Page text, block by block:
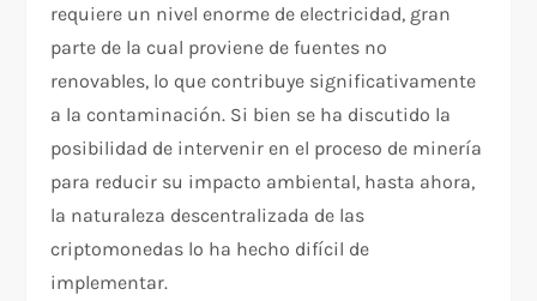
requiere un nivel enorme de electricidad, gran
parte de la cual proviene de fuentes no
renovables, lo que contribuye significativamente
a la contaminación. Si bien se ha discutido la
posibilidad de intervenir en el proceso de minería
para reducir su impacto ambiental, hasta ahora,
la naturaleza descentralizada de las
criptomonedas lo ha hecho difícil de
implementar.